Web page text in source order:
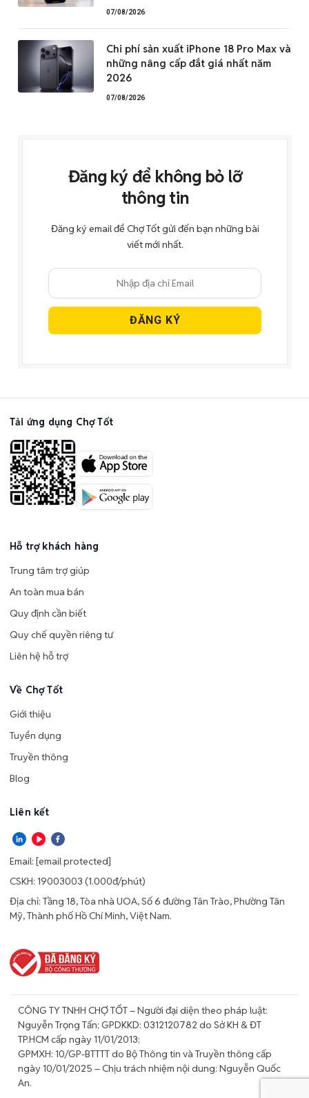
07/08/2026
Chi phí sản xuất iPhone 18 Pro Max và
những nâng cấp đắt giá nhất năm
2026
07/08/2026
Đăng ký để không bỏ lỡ
thông tin
Đăng ký email để Chợ Tốt gửi đến bạn những bài
viết mới nhất.
Tải ứng dụng Chợ Tốt
Hỗ trợ khách hàng
Trung tâm trợ giúp
An toàn mua bán
Quy định cần biết
Quy chế quyền riêng tư
Liên hệ hỗ trợ
Về Chợ Tốt
Giới thiệu
Tuyển dụng
Truyền thông
Blog
Liên kết
Email: [email protected]
CSKH: 19003003 (1.000đ/phút)
Địa chỉ: Tầng 18, Tòa nhà UOA, Số 6 đường Tân Trào, Phường Tân
Mỹ, Thành phố Hồ Chí Minh, Việt Nam.
CÔNG TY TNHH CHỢ TỐT – Người đại diện theo pháp luật:
Nguyễn Trọng Tấn; GPDKKD: 0312120782 do Sở KH & ĐT
TP.HCM cấp ngày 11/01/2013;
GPMXH: 10/GP-BTTTT do Bộ Thông tin và Truyền thông cấp
ngày 10/01/2025 – Chịu trách nhiệm nội dung: Nguyễn Quốc
An.